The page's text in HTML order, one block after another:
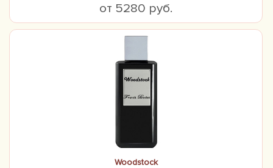
от 5280 руб.
Woodstock